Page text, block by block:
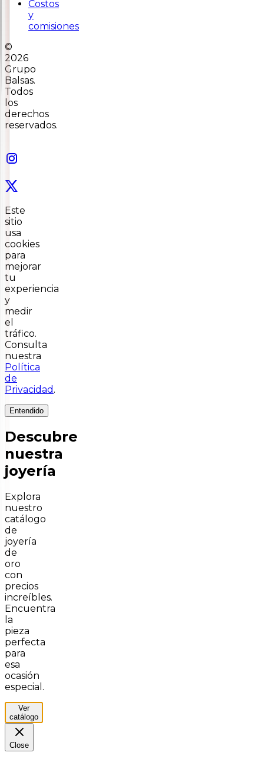
Costos
y
comisiones
©
2026
Grupo
Balsas.
Todos
los
derechos
reservados.
Este
sitio
usa
cookies
para
mejorar
tu
experiencia
y
medir
el
tráfico.
Consulta
nuestra
Política
de
Privacidad .
Entendido
Descubre
nuestra
joyería
Explora
nuestro
catálogo
de
joyería
de
oro
con
precios
increíbles.
Encuentra
la
pieza
perfecta
para
esa
ocasión
especial.
Ver
catálogo
Close